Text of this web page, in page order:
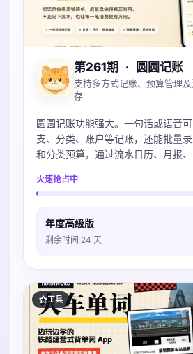
第261期 · 圆圆记账
支持多方式记账、预算管理
存
圆圆记账功能强大。一句话或语音
支、分类、账户等记账，还能批量
和分类预算，通过流水日历、月报
导入多种账单，微信支付宝Excel都
火速抢占中
年度高级版
剩余时间 24 天
工具